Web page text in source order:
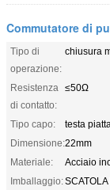
Commutatore di
Tipo di
operazione:
chiusura
Resistenza
di contatto:
≤50Ω
Tipo capo:
testa
Dimensione:22mm
Materiale:
Acciaio
Imballaggio: